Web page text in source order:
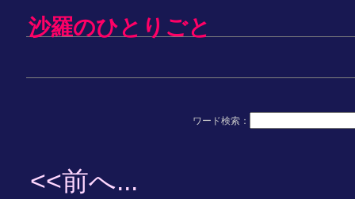
沙羅のひとりごと
ワード検索：
<<前へ...